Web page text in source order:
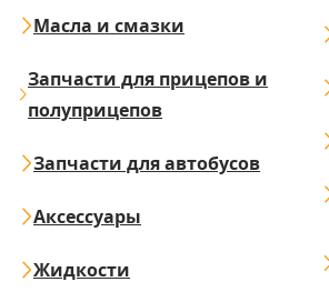
Масла и смазки
Запчасти для прицепов и
полуприцепов
Запчасти для автобусов
Аксессуары
Жидкости